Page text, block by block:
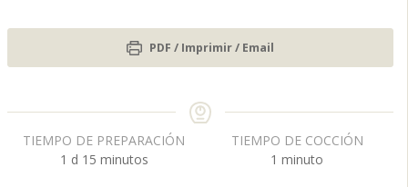
PDF / Imprimir / Email
TIEMPO DE PREPARACIÓN
1 dd 15mminutos
TIEMPO DE COCCIÓN
1 m
minuto